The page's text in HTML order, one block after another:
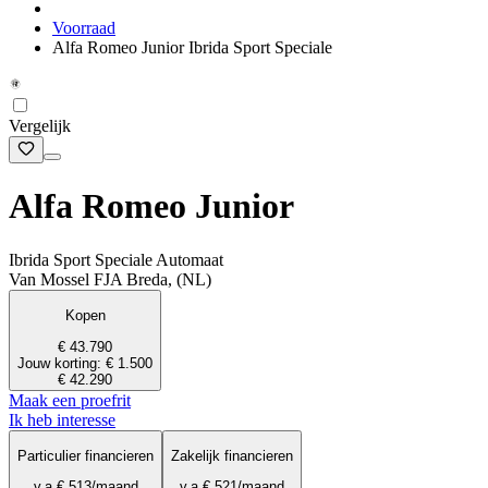
Voorraad
Alfa Romeo Junior Ibrida Sport Speciale
Vergelijk
Alfa Romeo Junior
Ibrida Sport Speciale Automaat
Van Mossel FJA Breda, (NL)
Kopen
€ 43.790
Jouw korting: € 1.500
€ 42.290
Maak een proefrit
Ik heb interesse
Particulier financieren
Zakelijk financieren